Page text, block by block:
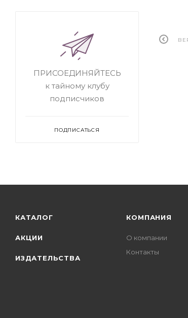
ПРИСОЕДИНЯЙТЕСЬ
к тайному клубу
подписчиков
ПОДПИСАТЬСЯ
КАТАЛОГ
АКЦИИ
ИЗДАТЕЛЬСТВА
КОМПАНИЯ
О компании
Контакты